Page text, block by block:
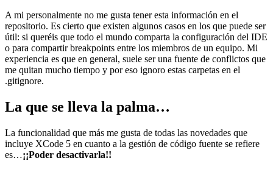
A mi personalmente no me gusta tener esta información en el
repositorio. Es cierto que existen algunos casos en los que puede ser
útil: si queréis que todo el mundo comparta la configuración del IDE
o para compartir breakpoints entre los miembros de un equipo. Mi
experiencia es que en general, suele ser una fuente de conflictos que
me quitan mucho tiempo y por eso ignoro estas carpetas en el
.gitignore.
La que se lleva la palma…
La funcionalidad que más me gusta de todas las novedades que
incluye XCode 5 en cuanto a la gestión de código fuente se refiere
es…¡¡Poder desactivarla!!